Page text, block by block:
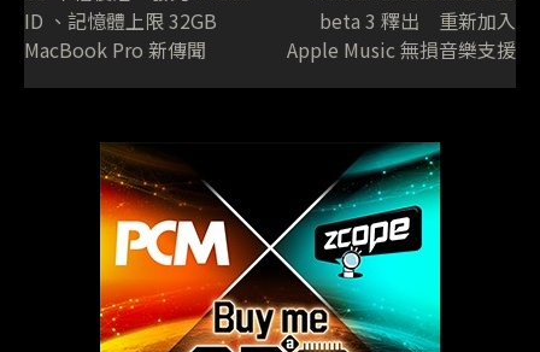
ID 、記憶體上限 32GB
MacBook Pro 新傳聞
beta 3 釋出 重新加入
Apple Music 無損音樂支援